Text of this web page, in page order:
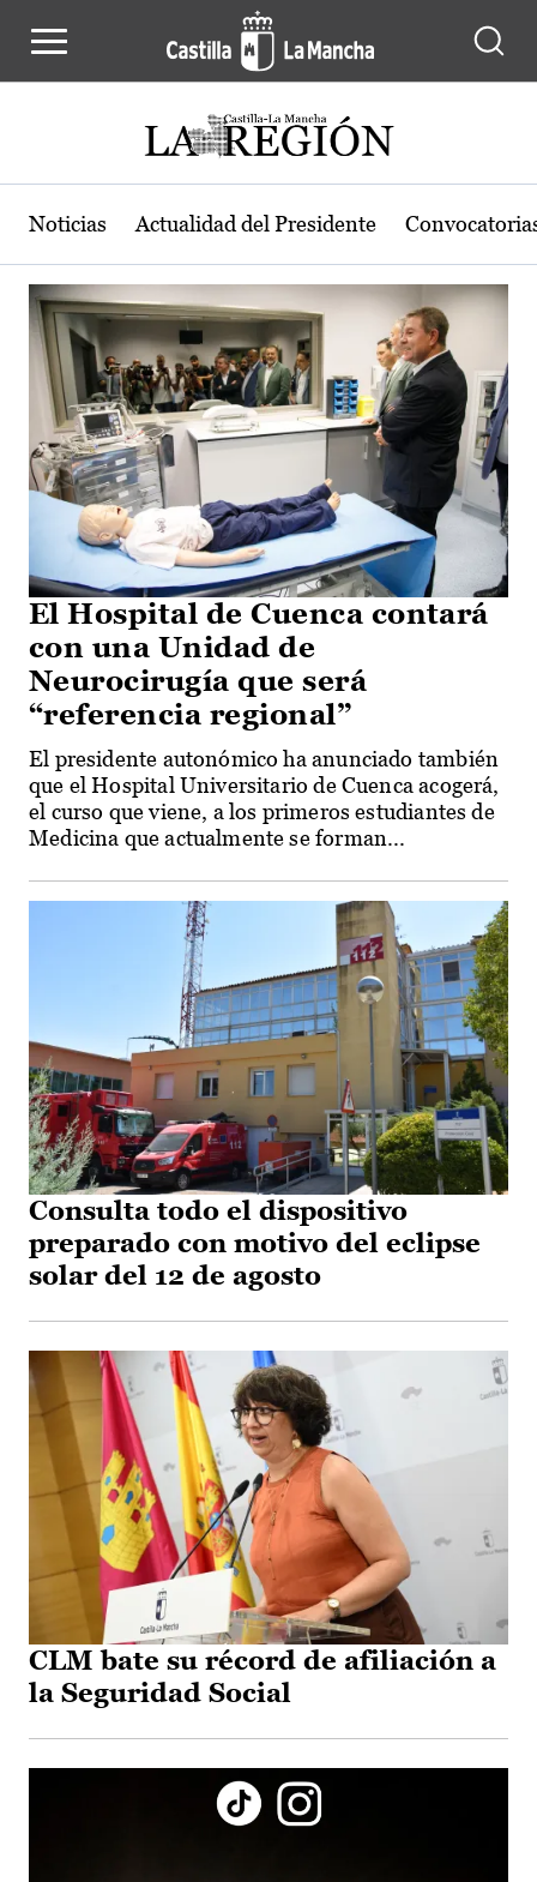
Actualidad de la región de Castilla-
Noticias Actualidad del Presidente
El Hospital de Cuenca contará
con una Unidad de
Neurocirugía que será
“referencia regional”
El presidente autonómico ha anunciado también
que el Hospital Universitario de Cuenca acogerá,
el curso que viene, a los primeros estudiantes de
Medicina que actualmente se forman...
Consulta todo el dispositivo
preparado con motivo del eclipse
solar del 12 de agosto
CLM bate su récord de afiliación a
la Seguridad Social